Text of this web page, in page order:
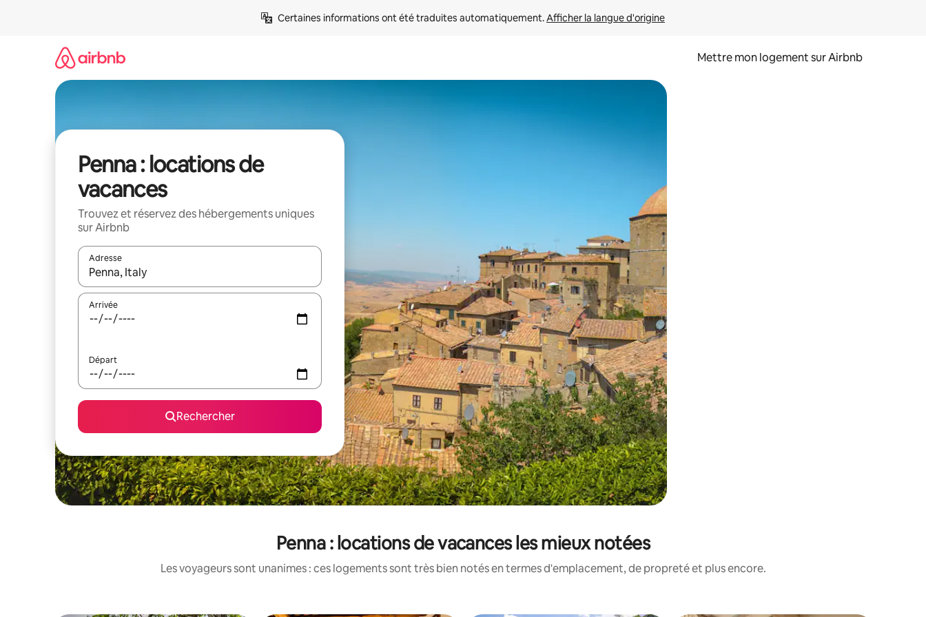
Certaines informations ont été traduites automatiquement. Afficher la langue d'origine
Mettre mon logement sur Airbnb
Penna : locations de
vacances
Trouvez et réservez des hébergements uniques
sur Airbnb
Adresse
Lorsque les résultats s'affichent, utilisez les flèches vers le haut et vers le bas pour les parcourir ou en appuyant et en faisant glisser.
Arrivée
Départ
Rechercher
Penna : locations de vacances les mieux notées
Les voyageurs sont unanimes : ces logements sont très bien notés en termes d'emplacement, de propreté et plus encore.